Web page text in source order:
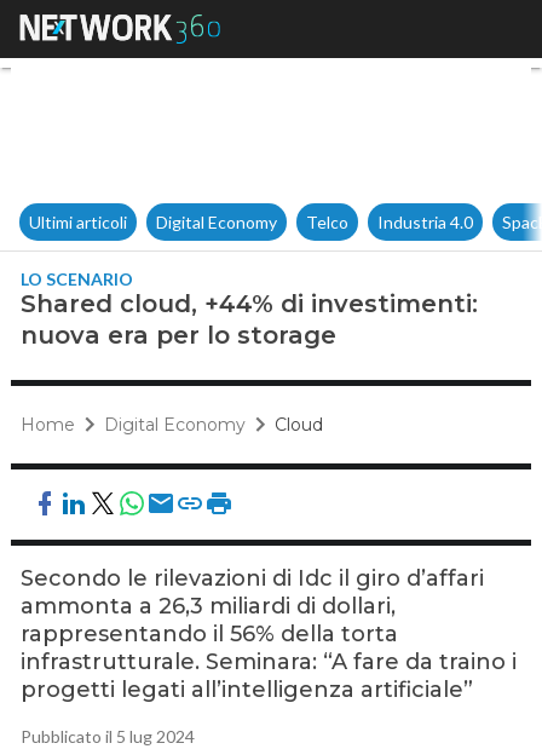
Shared cloud, +44% di
Ultimi articoli Digital Economy Telco Industria 4.0
LO SCENARIO
Shared cloud, +44% di investimenti:
nuova era per lo storage
Home Digital Economy Cloud
Secondo le rilevazioni di Idc il giro d’affari
ammonta a 26,3 miliardi di dollari,
rappresentando il 56% della torta
infrastrutturale. Seminara: “A fare da traino i
progetti legati all’intelligenza artificiale”
Pubblicato il 5 lug 2024